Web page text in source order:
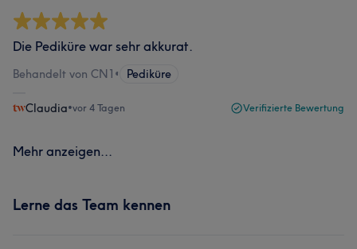
Die Pediküre war sehr akkurat.
Behandelt von CN1 • Pediküre
Claudia•vor 4 Tagen Verifizierte Bewertung
Mehr anzeigen...
Lerne das Team kennen